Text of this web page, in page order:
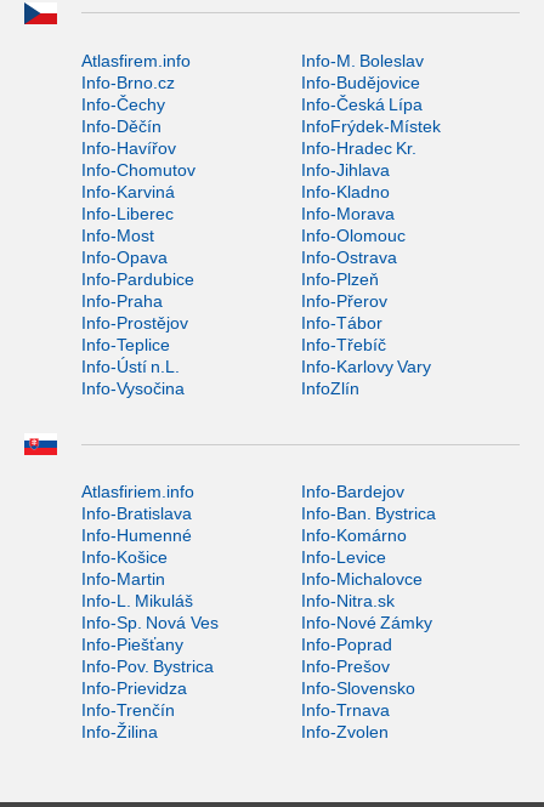
Atlasfirem.info
Info-M. Boleslav
Info-Brno.cz
Info-Budějovice
Info-Čechy
Info-Česká Lípa
Info-Děčín
InfoFrýdek-Místek
Info-Havířov
Info-Hradec Kr.
Info-Chomutov
Info-Jihlava
Info-Karviná
Info-Kladno
Info-Liberec
Info-Morava
Info-Most
Info-Olomouc
Info-Opava
Info-Ostrava
Info-Pardubice
Info-Plzeň
Info-Praha
Info-Přerov
Info-Prostějov
Info-Tábor
Info-Teplice
Info-Třebíč
Info-Ústí n.L.
Info-Karlovy Vary
Info-Vysočina
InfoZlín
Atlasfiriem.info
Info-Bardejov
Info-Bratislava
Info-Ban. Bystrica
Info-Humenné
Info-Komárno
Info-Košice
Info-Levice
Info-Martin
Info-Michalovce
Info-L. Mikuláš
Info-Nitra.sk
Info-Sp. Nová Ves
Info-Nové Zámky
Info-Piešťany
Info-Poprad
Info-Pov. Bystrica
Info-Prešov
Info-Prievidza
Info-Slovensko
Info-Trenčín
Info-Trnava
Info-Žilina
Info-Zvolen